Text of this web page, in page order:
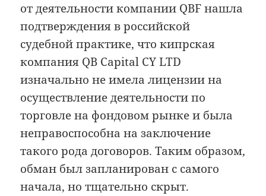
от деятельности компании QBF нашла
подтверждения в российской
судебной практике, что кипрская
компания QB Capital CY LTD
изначально не имела лицензии на
осуществление деятельности по
торговле на фондовом рынке и была
неправоспособна на заключение
такого рода договоров. Таким образом,
обман был запланирован с самого
начала, но тщательно скрыт.